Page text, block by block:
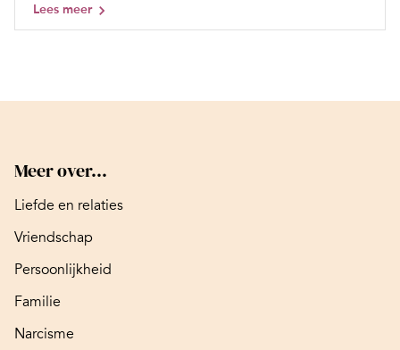
Lees meer
Meer over...
Liefde en relaties
Vriendschap
Persoonlijkheid
Familie
Narcisme